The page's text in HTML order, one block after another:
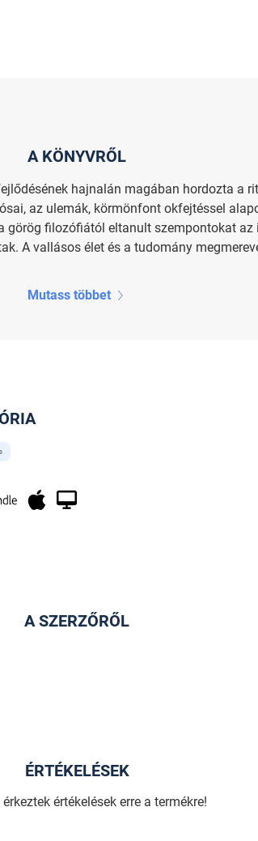
A KÖNYVRŐL
hajnalán magában hordozta a
az ulemák, körmönfont okfejtéssel
filozófiától eltanult szempontokat
A vallásos élet és a tudomány
Mutass többet
A SZERZŐRŐL
ÉRTÉKELÉSEK
értékelések erre a termékre!